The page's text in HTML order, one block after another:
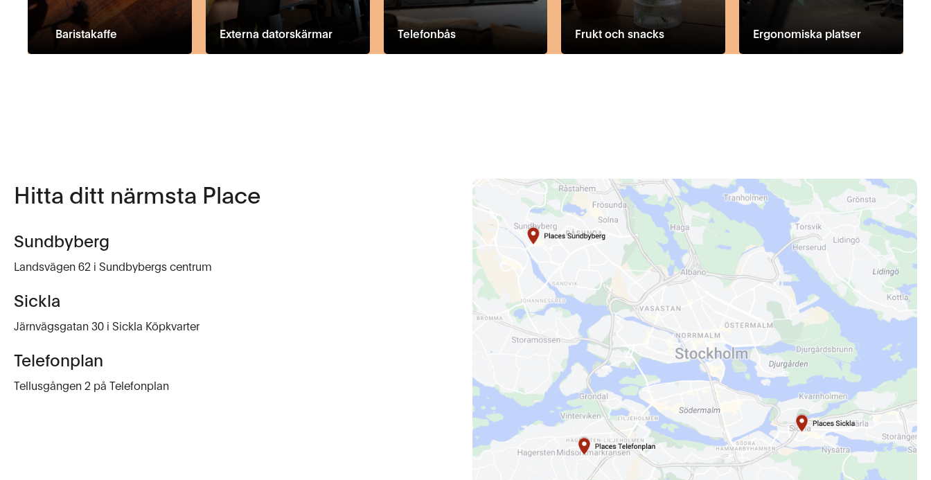
Baristakaffe Externa datorskärmar Telefonbås Frukt och snacks Ergonomiska platser
Hitta ditt närmsta Place
Sundbyberg
Landsvägen 62 i Sundbybergs centrum
Sickla
Järnvägsgatan 30 i Sickla Köpkvarter
Telefonplan
Tellusgången 2 på Telefonplan